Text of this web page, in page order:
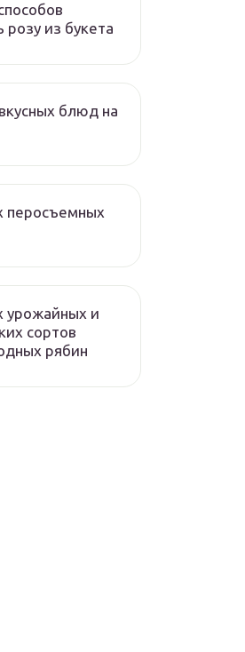
розу из букета
блюд на
перосъемных
урожайных и
сортов
рябин